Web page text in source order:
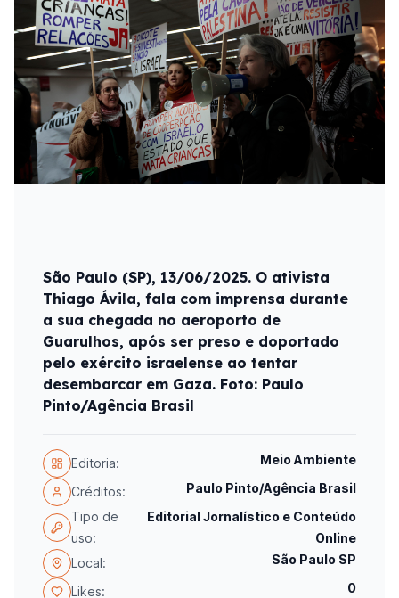
São Paulo (SP), 13/06/2025. O ativista
Thiago Ávila, fala com imprensa durante
a sua chegada no aeroporto de
Guarulhos, após ser preso e doportado
pelo exército israelense ao tentar
desembarcar em Gaza. Foto: Paulo
Pinto/Agência Brasil
Editoria: Meio Ambiente
Créditos:
Paulo Pinto/Agência Brasil
Tipo de
uso:
Editorial Jornalístico e Conteúdo
Online
Local:
São Paulo SP
Likes: 0